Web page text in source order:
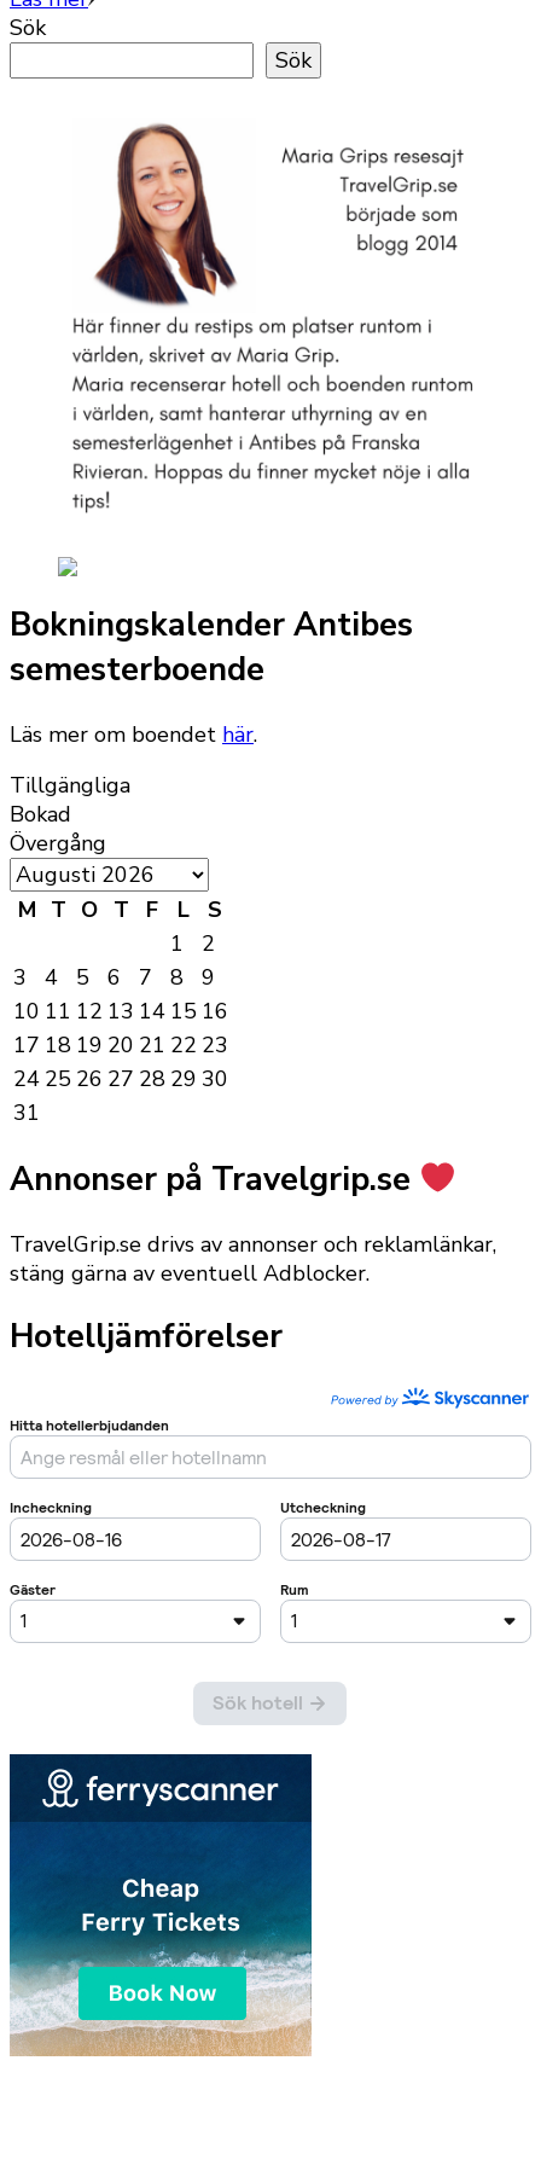
Sök
Sök
Bokningskalender Antibes
semesterboende
Läs mer om boendet här.
Tillgängliga
Bokad
Övergång
M T O T F L
S
1
2
3
4 5 6 7 8
9
10 11 12 13 14 15 16
17 18 19 20 21 22 23
24 25 26 27 28 29 30
31
Annonser på Travelgrip.se
TravelGrip.se drivs av annonser och reklamlänkar,
stäng gärna av eventuell Adblocker.
Hotelljämförelser